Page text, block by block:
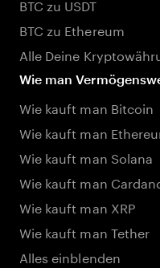
BTC zu USDT
BTC zu Ethereum
Alle Deine
Wie man
Wie kauft man Bitcoin
Wie kauft man
Wie kauft man Solana
Wie kauft man
Wie kauft man XRP
Wie kauft man Tether
Alles einblenden